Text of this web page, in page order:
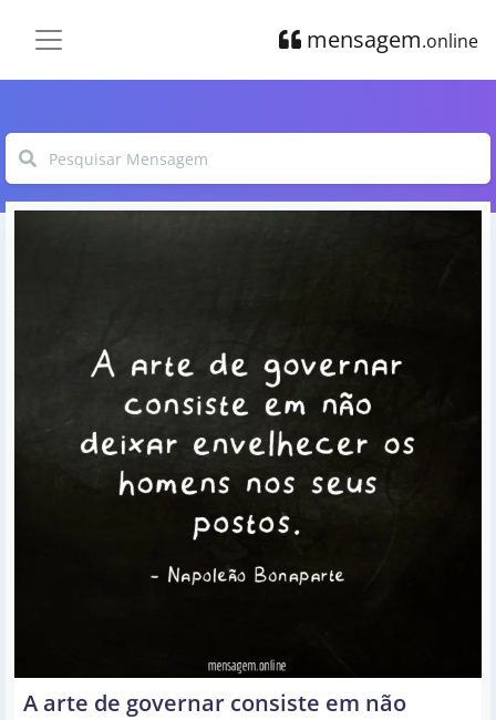
mensagem.online
A arte de governar consiste em não